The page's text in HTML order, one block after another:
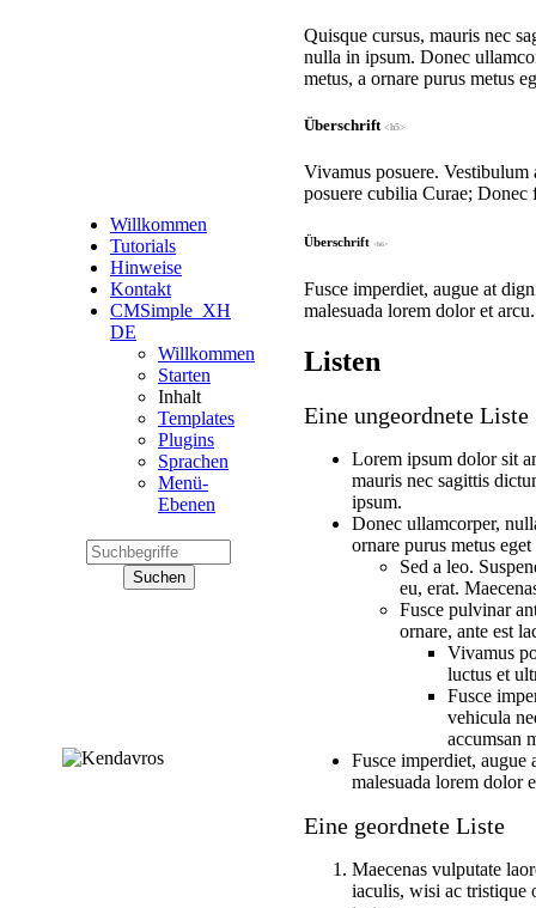
Willkommen
Tutorials
Hinweise
Kontakt
CMSimple_XH
DE
Willkommen
Starten
Inhalt
Templates
Plugins
Sprachen
Menü-
Ebenen
Quisque cursus, mauris nec
nulla in ipsum. Donec
metus, a ornare purus metus
Überschrift <h5>
Vivamus posuere.
posuere cubilia Curae; Donec
Überschrift <h6>
Fusce imperdiet, augue at
malesuada lorem dolor et
Listen
Eine ungeordnete Liste
Lorem ipsum dolor sit
mauris nec sagittis
ipsum.
Donec ullamcorper,
ornare purus metus
Sed a leo.
eu, erat.
Fusce pulvinar
ornare, ante est
Vivamus
luctus et
Fusce
vehicula
accumsan
Fusce imperdiet,
malesuada lorem dolor
Eine geordnete Liste
Maecenas vulputate
iaculis, wisi ac tristique